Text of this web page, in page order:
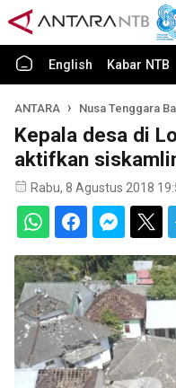
English Kabar NTB
ANTARA Nusa Tenggara
Kepala desa di
aktifkan
Rabu, 8 Agustus 2018